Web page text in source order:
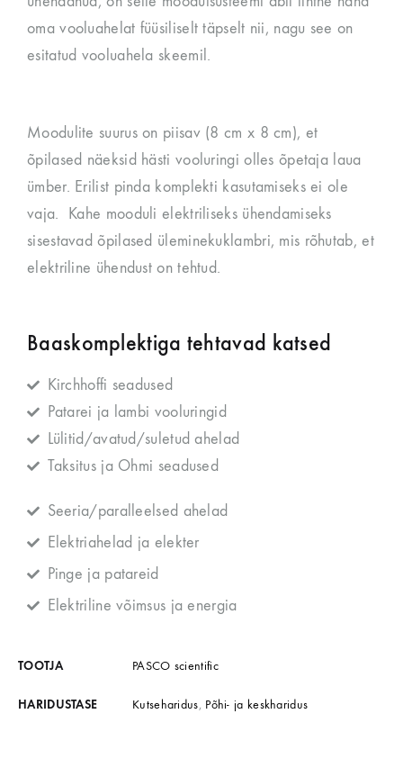
oma vooluahelat füüsiliselt täpselt nii, nagu see on
esitatud vooluahela skeemil.
Moodulite suurus on piisav (8 cm x 8 cm), et
õpilased näeksid hästi vooluringi olles õpetaja laua
ümber. Erilist pinda komplekti kasutamiseks ei ole
vaja. Kahe mooduli elektriliseks ühendamiseks
sisestavad õpilased üleminekuklambri, mis rõhutab, et
elektriline ühendust on tehtud.
Baaskomplektiga tehtavad katsed
Kirchhoffi seadused
Patarei ja lambi vooluringid
Lülitid/avatud/suletud ahelad
Taksitus ja Ohmi seadused
Seeria/paralleelsed ahelad
Elektriahelad ja elekter
Pinge ja patareid
Elektriline võimsus ja energia
TOOTJA PASCO scientific
HARIDUSTASE Kutseharidus, Põhi- ja keskharidus